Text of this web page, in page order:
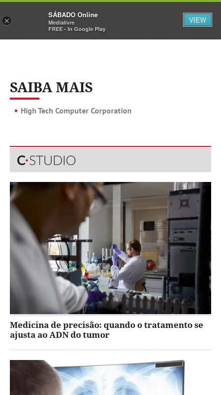
Sábado Assine Iniciar Sessão
SAIBA MAIS
High Tech Computer Corporation
Medicina de precisão: quando o tratamento se
ajusta ao ADN do tumor
×
SÁBADO Online
Medialivre
FREE - In Google Play
VIEW